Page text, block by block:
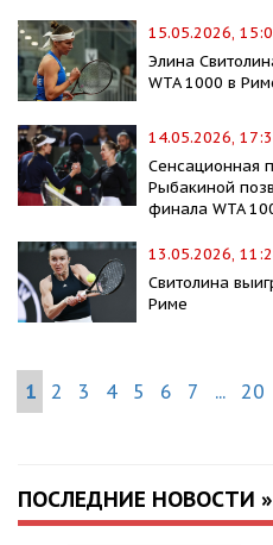
15.05.2026,
Элина
WTA 1000 в
14.05.2026,
Сенсационная
Рыбакиной
финала WTA
13.05.2026,
Свитолина
Риме
1 2 3 4 5 6 7 ... 20
ПОСЛЕДНИЕ НОВОСТИ »